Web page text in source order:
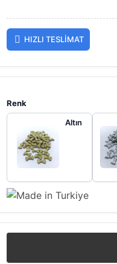
HIZLI TESLIMAT
Renk
Altın